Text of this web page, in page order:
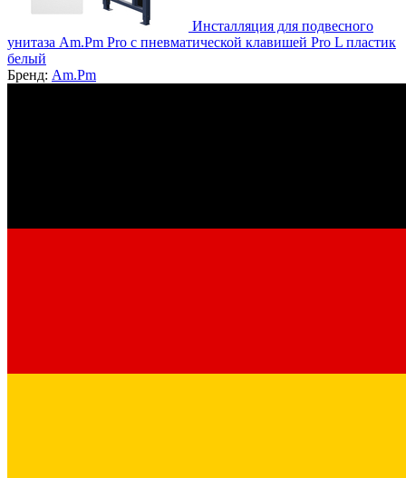
Инсталляция для подвесного
унитаза Am.Pm Pro с пневматической клавишей Pro L пластик
белый
Бренд: Am.Pm